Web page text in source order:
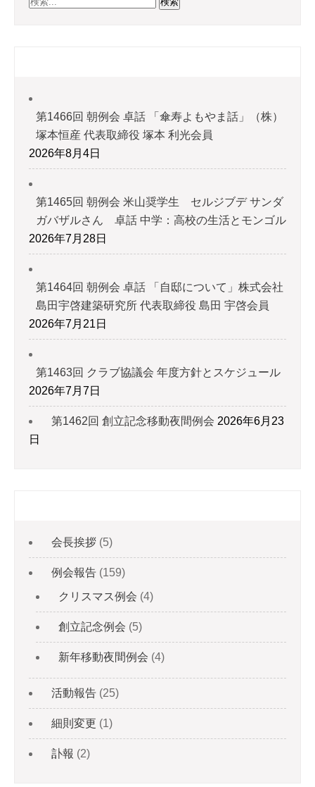
第1466回 朝例会 卓話 「傘寿よもやま話」（株）
塚本恒産 代表取締役 塚本 利光会員
2026年8月4日
第1465回 朝例会 米山奨学生 セルジブデ サンダ
ガバザルさん 卓話 中学：高校の生活とモンゴル
2026年7月28日
第1464回 朝例会 卓話 「自邸について」株式会社
島田宇啓建築研究所 代表取締役 島田 宇啓会員
2026年7月21日
第1463回 クラブ協議会 年度方針とスケジュール
2026年7月7日
第1462回 創立記念移動夜間例会 2026年6月23
日
会長挨拶 (5)
例会報告 (159)
クリスマス例会 (4)
創立記念例会 (5)
新年移動夜間例会 (4)
活動報告 (25)
細則変更 (1)
訃報 (2)